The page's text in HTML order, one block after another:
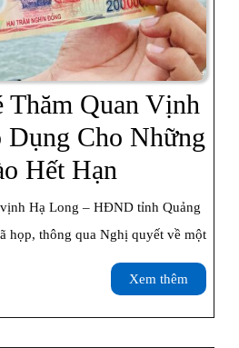
Quan Vịnh
Cho Những
Hết Hạn
Phí
Vé
Thăm
Quan
Hạ Long – HĐND tỉnh Quảng
họp, thông qua Nghị quyết về một
Xem thêm
thêm